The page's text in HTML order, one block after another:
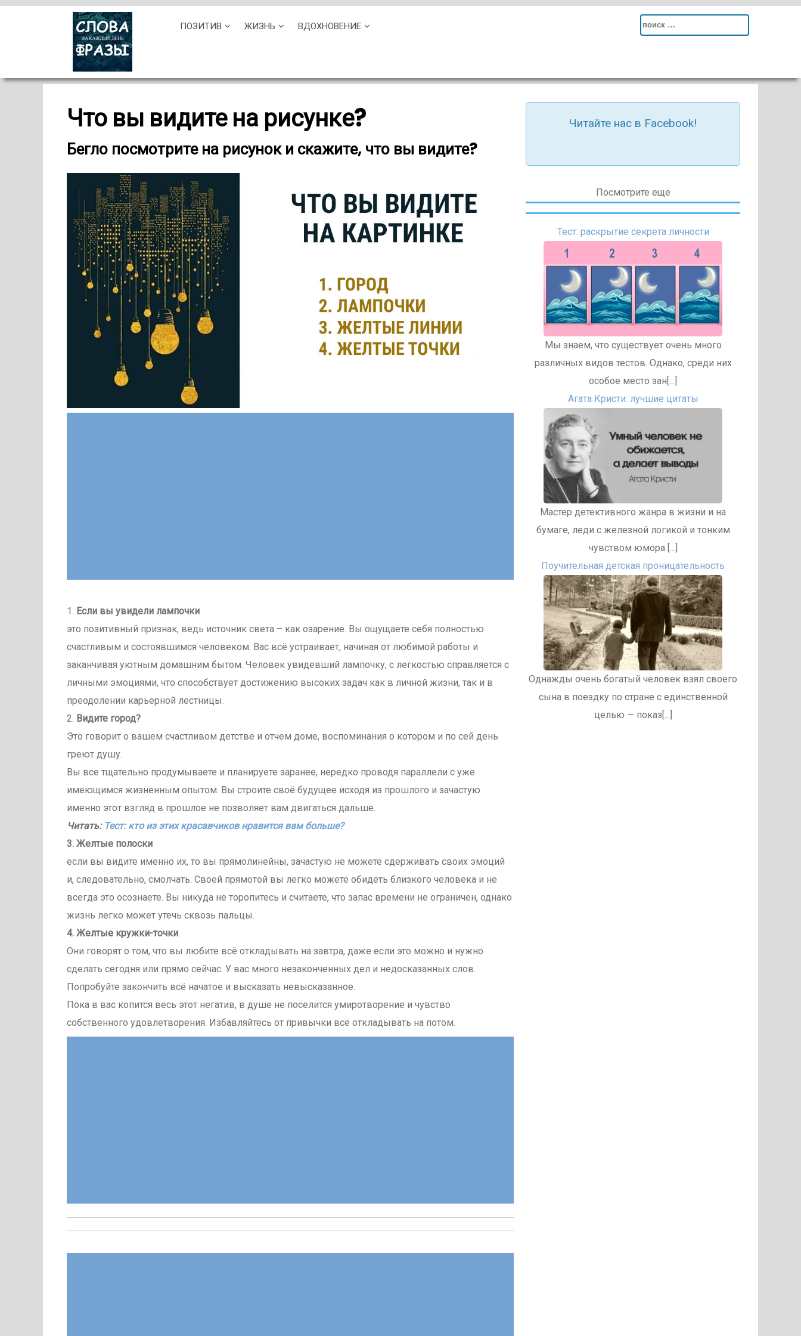
ПОЗИТИВ ЖИЗНЬ ВДОХНОВЕНИЕ
Search
Что вы видите на рисунке?
Бегло посмотрите на рисунок и скажите, что вы видите?
1.
Если вы увидели лампочки
это позитивный признак, ведь источник света – как озарение. Вы ощущаете себя полностью
счастливым и состоявшимся человеком. Вас всё устраивает, начиная от любимой работы и
заканчивая уютным домашним бытом. Человек увидевший лампочку, с легкостью справляется с
личными эмоциями, что способствует достижению высоких задач как в личной жизни, так и в
преодолении карьерной лестницы
2. Видите город?
Это говорит о вашем счастливом детстве и отчем доме, воспоминания о котором и по сей день
греют душу.
Вы все тщательно продумываете и планируете заранее, нередко проводя параллели с уже
имеющимся жизненным опытом. Вы строите своё будущее исходя из прошлого и зачастую
именно этот взгляд в прошлое не позволяет вам двигаться дальше.
Читать: Тест: кто из этих красавчиков нравится вам больше?
3. Желтые полоски
если вы видите именно их, то вы прямолинейны, зачастую не можете сдерживать своих эмоций
и, следовательно, смолчать. Своей прямотой вы легко можете обидеть близкого человека и не
всегда это осознаете. Вы никуда не торопитесь и считаете, что запас времени не ограничен, однако
жизнь легко может утечь сквозь пальцы.
4. Желтые кружки-точки
Они говорят о том, что вы любите всё откладывать на завтра, даже если это можно и нужно
сделать сегодня или прямо сейчас. У вас много незаконченных дел и недосказанных слов.
Попробуйте закончить всё начатое и высказать невысказанное.
Пока в вас копится весь этот негатив, в душе не поселится умиротворение и чувство
собственного удовлетворения. Избавляйтесь от привычки всё откладывать на потом.
Читайте нас в Facebook!
Посмотрите еще
Тест: раскрытие секрета личности
Мы знаем, что существует очень много
различных видов тестов. Однако, среди них
особое место зан[...]
Агата Кристи: лучшие цитаты
Мастер детективного жанра в жизни и на
бумаге, леди с железной логикой и тонким
чувством юмора [...]
Поучительная детская проницательность
Однажды очень богатый человек взял своего
сына в поездку по стране с единственной
целью — показ[...]